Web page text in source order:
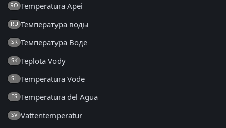
RO Temperatura Apei
RU Температура воды
SR Температура Воде
SK Teplota Vody
SL Temperatura Vode
ES Temperatura del Agua
SV Vattentemperatur